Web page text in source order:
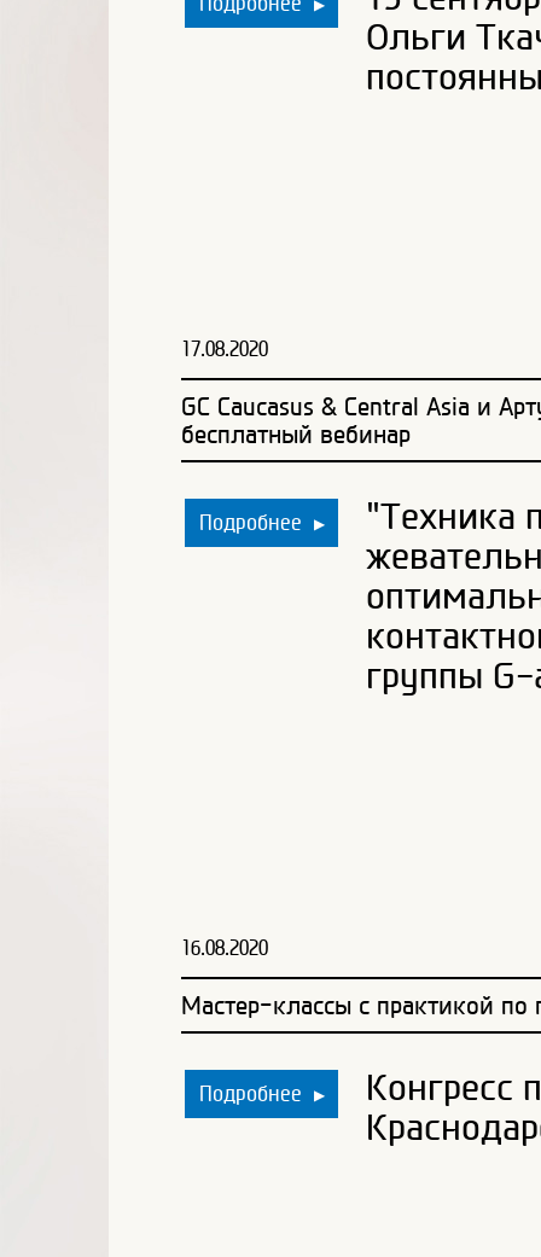
▶
Ольги
17.08.2020
GC Caucasus & Central Asia и
бесплатный вебинар
Подробнее ▶
"Техника
группы G-
16.08.2020
Мастер-классы с практикой
Подробнее ▶
Конгресс